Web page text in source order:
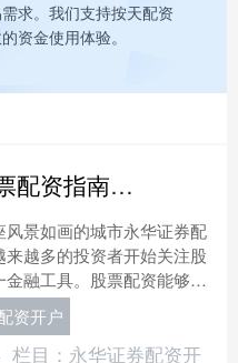
求。我们支持按天配资
资金使用体验。
丽江股票配资指南：安全策略与实操解析
风景如画的城市永华证券配
来越多的投资者开始关注股
金融工具。股票配资能够放
帮助投资者在行情向好时
益。然而，配资....
资开户
栏目： 永华证券配资开